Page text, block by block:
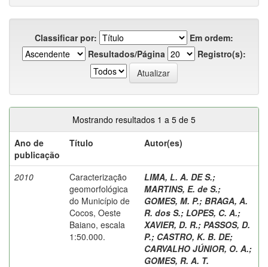
Classificar por:
Em ordem:
Resultados/Página
Registro(s):
Mostrando resultados 1 a 5 de 5
Ano de
publicação
Título Autor(es)
2010
Caracterização
geomorfológica
do Município de
Cocos, Oeste
Baiano, escala
1:50.000.
LIMA, L. A. DE S.;
MARTINS, E. de S.;
GOMES, M. P.; BRAGA, A.
R. dos S.; LOPES, C. A.;
XAVIER, D. R.; PASSOS, D.
P.; CASTRO, K. B. DE;
CARVALHO JÚNIOR, O. A.;
GOMES, R. A. T.